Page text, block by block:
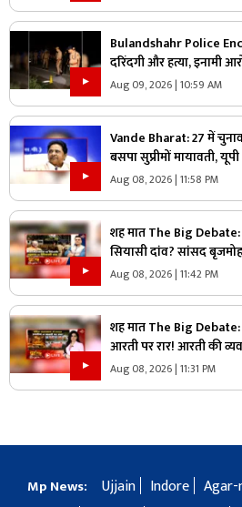
Bulandshahr Police
दरिंदगी और हत्या, इनामी
पुलिसकर्मी भी घायल
Aug 09, 2026 | 10:59 AM
Vande Bharat: 27 में
बसपा सुप्रीमों मायावती,
महाभारत?
Aug 08, 2026 | 11:58 PM
शह मात The Big Debate:
सियासी दांव? सांसद
उठाए सवाल, क्या वाकई में
Aug 08, 2026 | 11:42 PM
शह मात The Big Debate:
आरती पर रार! आरती की
आरती के अधिकार को लेकर
Aug 08, 2026 | 11:31 PM
Mp News: Ujjain Indore